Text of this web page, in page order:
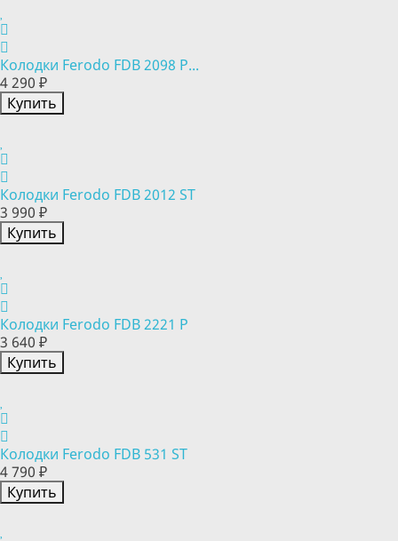
Колодки Ferodo FDB 2098 P...
4 290 ₽
Купить
Колодки Ferodo FDB 2012 ST
3 990 ₽
Купить
Колодки Ferodo FDB 2221 P
3 640 ₽
Купить
Колодки Ferodo FDB 531 ST
4 790 ₽
Купить